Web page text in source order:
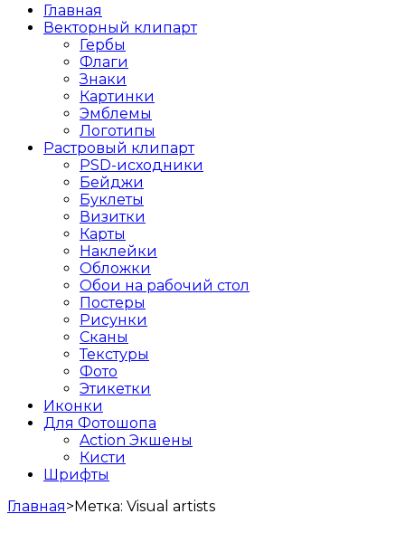
Главная
Векторный клипарт
Гербы
Флаги
Знаки
Картинки
Эмблемы
Логотипы
Растровый клипарт
PSD-исходники
Бейджи
Буклеты
Визитки
Карты
Наклейки
Обложки
Обои на рабочий стол
Постеры
Рисунки
Сканы
Текстуры
Фото
Этикетки
Иконки
Для Фотошопа
Action Экшены
Кисти
Шрифты
Главная>Метка: Visual artists